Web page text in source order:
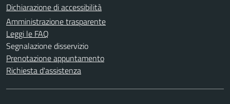
Dichiarazione di accessibilità
Amministrazione trasparente
Leggi le FAQ
Segnalazione disservizio
Prenotazione appuntamento
Richiesta d'assistenza